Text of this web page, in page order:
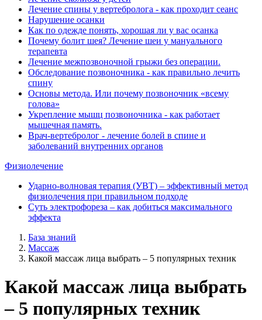
Лечение спины у вертебролога - как проходит сеанс
Нарушение осанки
Как по одежде понять, хорошая ли у вас осанка
Почему болит шея? Лечение шеи у мануального
терапевта
Лечение межпозвоночной грыжи без операции.
Обследование позвоночника - как правильно лечить
спину
Основы метода. Или почему позвоночник «всему
голова»
Укрепление мышц позвоночника - как работает
мышечная память.
Врач-вертебролог - лечение болей в спине и
заболеваний внутренних органов
Физиолечение
Ударно-волновая терапия (УВТ) ‒ эффективный метод
физиолечения при правильном подходе
Суть электрофореза ‒ как добиться максимального
эффекта
База знаний
Массаж
Какой массаж лица выбрать – 5 популярных техник
Какой массаж лица выбрать
– 5 популярных техник